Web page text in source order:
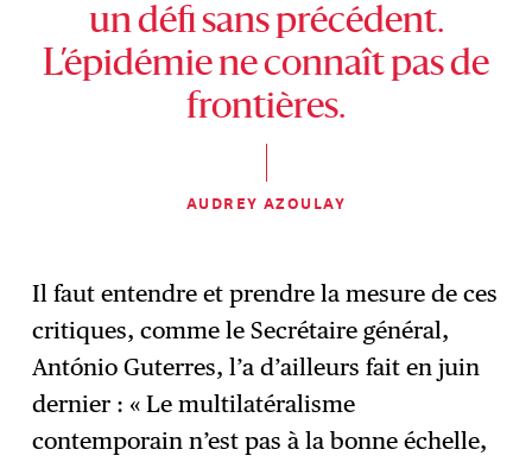
un défi sans précédent.
L’épidémie ne connaît pas de
frontières.
AUDREY AZOULAY
Il faut entendre et prendre la mesure de ces
critiques, comme le Secrétaire général,
António Guterres, l’a d’ailleurs fait en juin
dernier : « Le multilatéralisme
contemporain n’est pas à la bonne échelle,